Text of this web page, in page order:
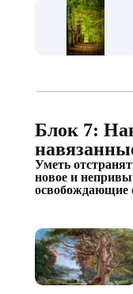
Блок 7:
Уметь
новое и
освобождающие